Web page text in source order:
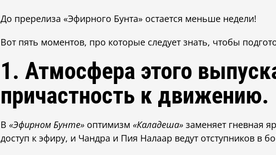
До пререлиза «Эфирного Бунта» остается меньше недели!
Вот пять моментов, про которые следует знать, чтобы
1. Атмосфера этого
причастность к движению.
В «Эфирном Бунте» оптимизм «Каладеша» заменяет гневная
доступ к эфиру, и Чандра и Пия Налаар ведут отступников в